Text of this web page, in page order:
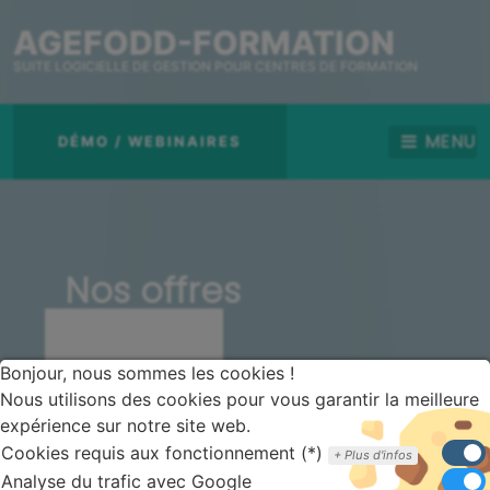
AGEFODD-FORMATION
DÉMO / WEBINAIRES MENU
Nos offres
Notre
offre
Cloud
Bonjour, nous sommes les cookies !
Nous utilisons des cookies pour vous garantir la meilleure
expérience sur notre site web.
Cookies requis aux fonctionnement (*)
Plus d'infos
Analyse du trafic avec Google